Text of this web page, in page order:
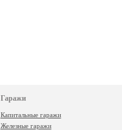
Гаражи
Капитальные гаражи
Железные гаражи